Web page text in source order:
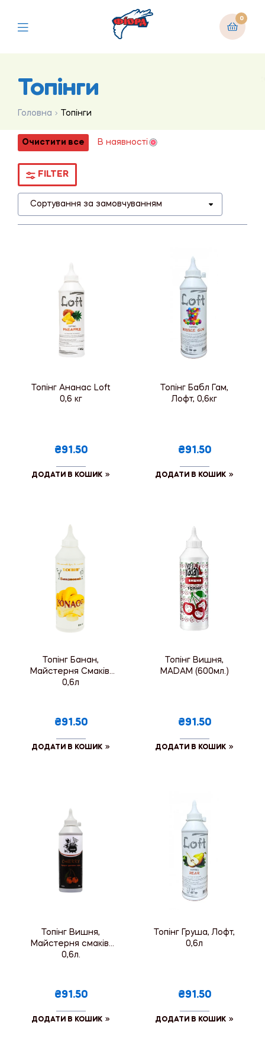
0
Топінги
Головна Топінги
Очистити все В наявності
FILTER
Топінг Ананас Loft
0,6 кг
₴91.50
ДОДАТИ В КОШИК
Топінг Бабл Гам,
Лофт, 0,6кг
₴91.50
ДОДАТИ В КОШИК
Топінг Банан,
Майстерня Смаків,
0,6л
₴91.50
ДОДАТИ В КОШИК
Топінг Вишня,
MADAM (600мл.)
₴91.50
ДОДАТИ В КОШИК
Топінг Вишня,
Майстерня смаків,
0,6л.
₴91.50
ДОДАТИ В КОШИК
Топінг Груша, Лофт,
0,6л
₴91.50
ДОДАТИ В КОШИК